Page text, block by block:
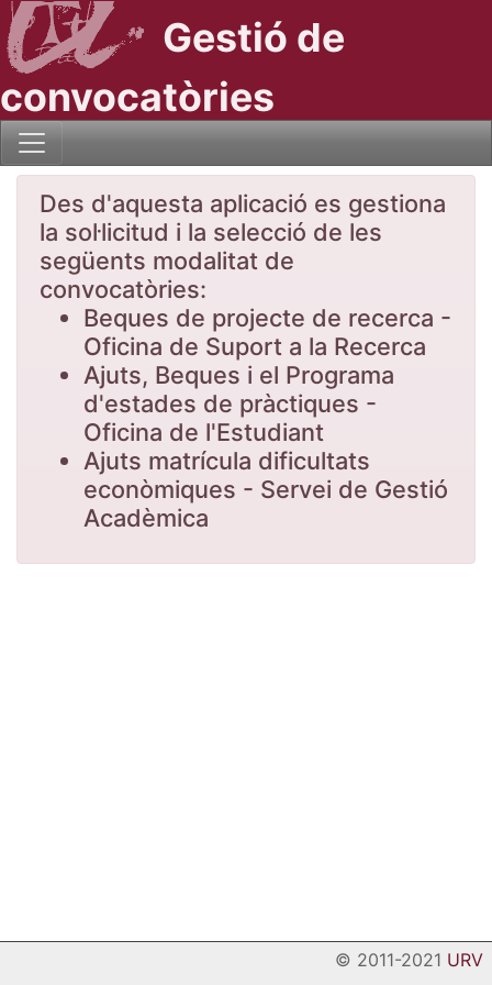
Gestió de
convocatòries
Des d'aquesta aplicació es gestiona
la sol·licitud i la selecció de les
següents modalitat de
convocatòries:
Beques de projecte de recerca -
Oficina de Suport a la Recerca
Ajuts, Beques i el Programa
d'estades de pràctiques -
Oficina de l'Estudiant
Ajuts matrícula dificultats
econòmiques - Servei de Gestió
Acadèmica
© 2011-2021 URV